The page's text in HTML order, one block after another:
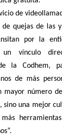
de
de quejas de las
por la
un vínculo
de la Codhem,
de más
mayor número
sino una mejor